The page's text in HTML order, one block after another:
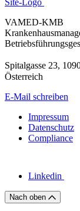
Site-Logo
VAMED-KMB
Spitalgasse 23,
Österreich
E-Mail schreiben
Impressum
Datenschutz
Compliance
Linkedin
Nach oben